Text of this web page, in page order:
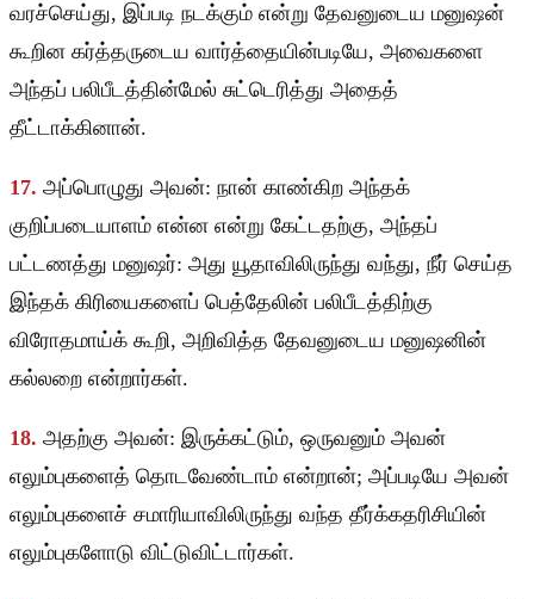
வரச்செய்து, இப்படி நடக்கும் என்று தேவனுடைய மனுஷன்
கூறின கர்த்தருடைய வார்த்தையின்படியே, அவைகளை
அந்தப் பலிபீடத்தின்மேல் சுட்டெரித்து அதைத்
தீட்டாக்கினான்.
17. அப்பொழுது அவன்: நான் காண்கிற அந்தக்
குறிப்படையாளம் என்ன என்று கேட்டதற்கு, அந்தப்
பட்டணத்து மனுஷர்: அது யூதாவிலிருந்து வந்து, நீர் செய்த
இந்தக் கிரியைகளைப் பெத்தேலின் பலிபீடத்திற்கு
விரோதமாய்க் கூறி, அறிவித்த தேவனுடைய மனுஷனின்
கல்லறை என்றார்கள்.
18. அதற்கு அவன்: இருக்கட்டும், ஒருவனும் அவன்
எலும்புகளைத் தொடவேண்டாம் என்றான்; அப்படியே அவன்
எலும்புகளைச் சமாரியாவிலிருந்து வந்த தீர்க்கதரிசியின்
எலும்புகளோடு விட்டுவிட்டார்கள்.